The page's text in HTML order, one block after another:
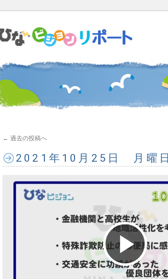
← 過去の投稿へ
2021年10月25日 月曜日
Play